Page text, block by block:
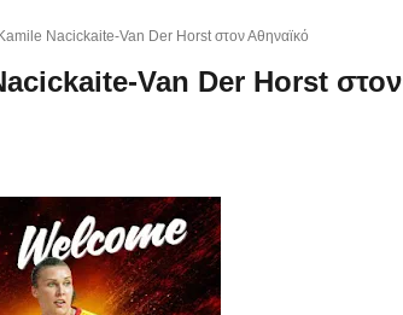
Nacickaite-Van Der Horst στον Αθηναϊκό
Van Der Horst στον